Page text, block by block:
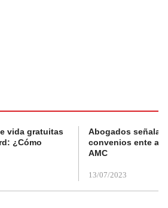
vida gratuitas
¿Cómo
Abogados
convenios ente
AMC
13/07/2023